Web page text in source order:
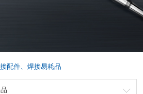
配件、焊接易耗品